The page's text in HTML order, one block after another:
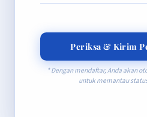
Periksa & Kirim
* Dengan mendaftar, Anda akan
untuk memantau